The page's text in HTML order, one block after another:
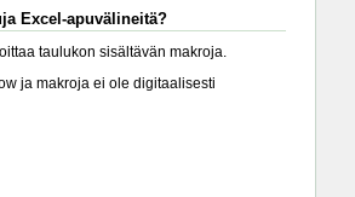
Excel-apuvälineitä?
taulukon sisältävän makroja.
ja makroja ei ole digitaalisesti